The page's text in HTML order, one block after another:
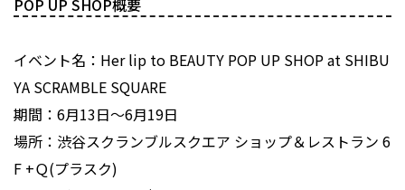
POP UP SHOP概要
イベント名：Her lip to BEAUTY POP UP SHOP at SHIBU
YA SCRAMBLE SQUARE
期間：6月13日～6月19日
場所：渋谷スクランブルスクエア ショップ＆レストラン 6
F +Ｑ(プラスク)